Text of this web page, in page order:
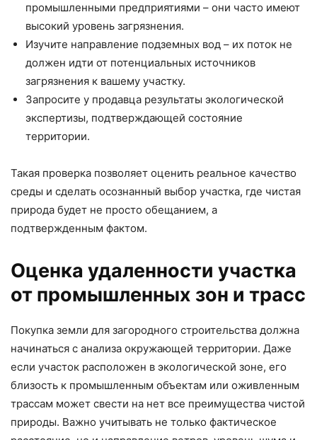
промышленными предприятиями – они часто имеют
высокий уровень загрязнения.
Изучите направление подземных вод – их поток не
должен идти от потенциальных источников
загрязнения к вашему участку.
Запросите у продавца результаты экологической
экспертизы, подтверждающей состояние
территории.
Такая проверка позволяет оценить реальное качество
среды и сделать осознанный выбор участка, где чистая
природа будет не просто обещанием, а
подтвержденным фактом.
Оценка удаленности участка
от промышленных зон и трасс
Покупка земли для загородного строительства должна
начинаться с анализа окружающей территории. Даже
если участок расположен в экологической зоне, его
близость к промышленным объектам или оживленным
трассам может свести на нет все преимущества чистой
природы. Важно учитывать не только фактическое